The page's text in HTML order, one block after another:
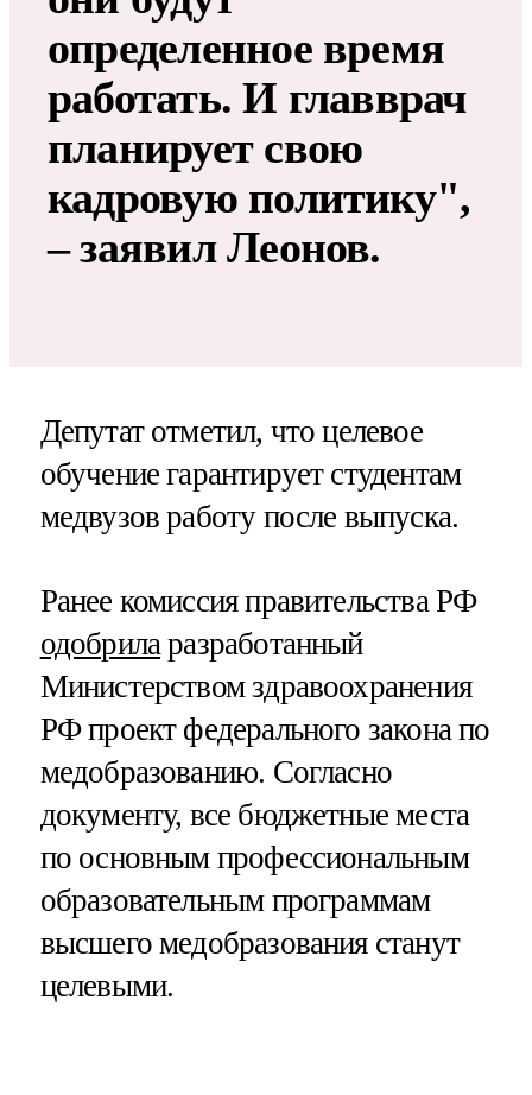
определенное время
работать. И главврач
планирует свою
кадровую политику",
– заявил Леонов.
Депутат отметил, что целевое
обучение гарантирует студентам
медвузов работу после выпуска.
Ранее комиссия правительства РФ
одобрила разработанный
Министерством здравоохранения
РФ проект федерального закона по
медобразованию. Согласно
документу, все бюджетные места
по основным профессиональным
образовательным программам
высшего медобразования станут
целевыми.